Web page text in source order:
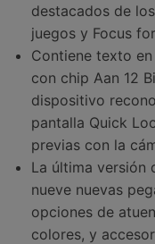
destacados de
juegos y Focus
Contiene texto
con chip Aan 12
dispositivo
pantalla Quick
previas con la
La última versión
nueve nuevas
opciones de
colores, y